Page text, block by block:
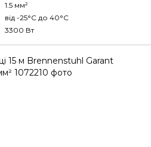
1.5 мм²
від -25°С до 40°С
3300 Вт